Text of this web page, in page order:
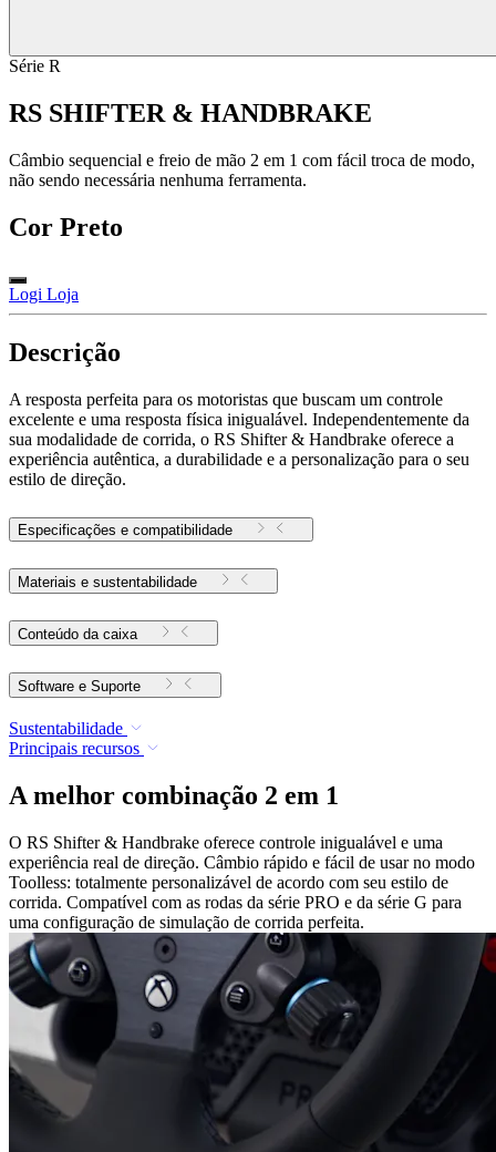
Série R
RS SHIFTER & HANDBRAKE
Câmbio sequencial e freio de mão 2 em 1 com fácil troca de modo,
não sendo necessária nenhuma ferramenta.
Cor Preto
Logi Loja
Descrição
A resposta perfeita para os motoristas que buscam um controle
excelente e uma resposta física inigualável. Independentemente da
sua modalidade de corrida, o RS Shifter & Handbrake oferece a
experiência autêntica, a durabilidade e a personalização para o seu
estilo de direção.
Especificações e compatibilidade
Materiais e sustentabilidade
Conteúdo da caixa
Software e Suporte
Sustentabilidade
Principais recursos
A melhor combinação 2 em 1
O RS Shifter & Handbrake oferece controle inigualável e uma
experiência real de direção. Câmbio rápido e fácil de usar no modo
Toolless: totalmente personalizável de acordo com seu estilo de
corrida. Compatível com as rodas da série PRO e da série G para
uma configuração de simulação de corrida perfeita.